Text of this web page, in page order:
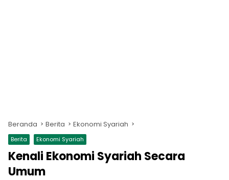
Beranda Berita Ekonomi Syariah
Berita Ekonomi Syariah
Kenali Ekonomi Syariah Secara
Umum